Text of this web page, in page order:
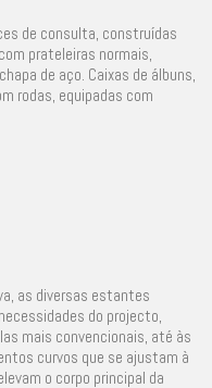
de consulta, construídas
prateleiras normais,
de aço. Caixas de álbuns,
rodas, equipadas com
as diversas estantes
do projecto,
mais convencionais, até às
curvos que se ajustam à
o corpo principal da